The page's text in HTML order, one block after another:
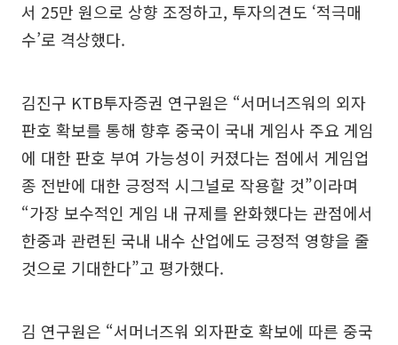
서 25만 원으로 상향 조정하고, 투자의견도 ‘적극매
수’로 격상했다.
김진구 KTB투자증권 연구원은 “서머너즈워의 외자
판호 확보를 통해 향후 중국이 국내 게임사 주요 게임
에 대한 판호 부여 가능성이 커졌다는 점에서 게임업
종 전반에 대한 긍정적 시그널로 작용할 것”이라며
“가장 보수적인 게임 내 규제를 완화했다는 관점에서
한중과 관련된 국내 내수 산업에도 긍정적 영향을 줄
것으로 기대한다”고 평가했다.
김 연구원은 “서머너즈워 외자판호 확보에 따른 중국